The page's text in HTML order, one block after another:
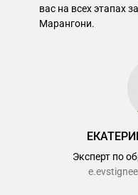
Эксперт по
вас на всех этапах
Марангони.